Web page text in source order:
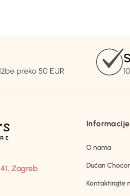
preko 50 EUR
Zagreb
Informacije
O nama
Dućan
Kontaktirajte